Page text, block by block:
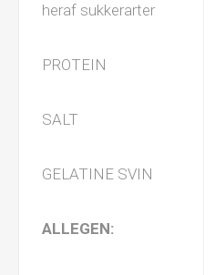
heraf sukkerarter
PROTEIN
SALT
GELATINE SVIN
ALLEGEN: